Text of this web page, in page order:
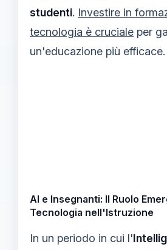
studenti. Investire in
tecnologia è cruciale per
un'educazione più efficace.
AI e Insegnanti: Il Ruolo
Tecnologia nell'Istruzione
In un periodo in cui l'